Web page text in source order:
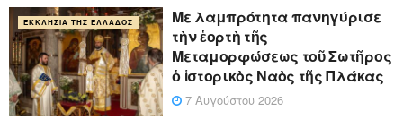
ΕΚΚΛΗΣΊΑ ΤΗΣ ΕΛΛΆΔΟΣ
Με λαμπρότητα πανηγύρισε
τὴν ἑορτὴ τῆς
Μεταμορφώσεως τοῦ Σωτῆρος
ὁ ἱστορικὸς Ναὸς τῆς Πλάκας
7 Αυγούστου 2026